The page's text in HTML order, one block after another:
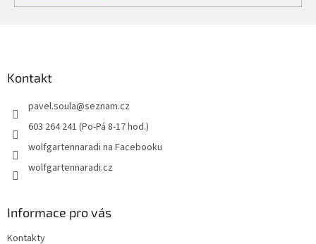
Kontakt
pavel.soula@seznam.cz
603 264 241 (Po-Pá 8-17 hod.)
wolfgartennaradi na Facebooku
wolfgartennaradi.cz
Informace pro vás
Kontakty